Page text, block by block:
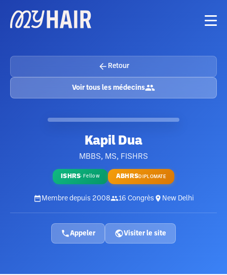
Retour
Voir tous les médecins
Kapil Dua
MBBS, MS, FISHRS
ISHRS· Fellow ABHRSDIPLOMATE
Membre depuis 2008 16 Congrès New Delhi
Appeler Visiter le site